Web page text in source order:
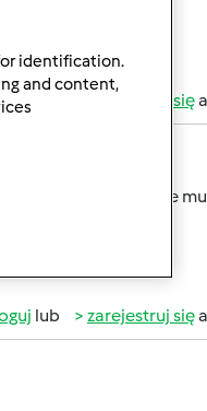
zarejestruj się
więc rozumiecie
lub zarejestruj się
identification.
and content,